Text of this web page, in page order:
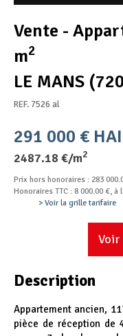
Nous rejoindre
Vente -
m2
LE MANS
REF. 7526 al
291 000 € HAI
2487.18 €/m2
Prix hors honoraires : 283
Honoraires TTC : 8 000.00 €,
> Voir la grille tarifaire
Voir
Description
Appartement ancien,
pièce de réception de